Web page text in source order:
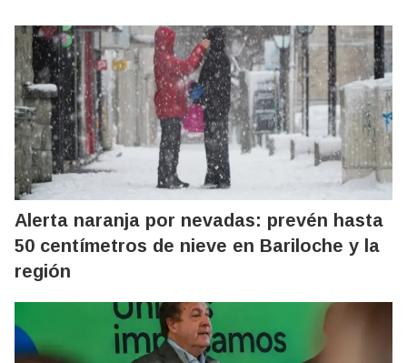
Alerta naranja por nevadas: prevén hasta
50 centímetros de nieve en Bariloche y la
región